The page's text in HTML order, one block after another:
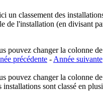
un classement des
de l'installation (en divisant
pouvez changer la colonne
précédente - Année suivante
pouvez changer la colonne
installations sont classé en